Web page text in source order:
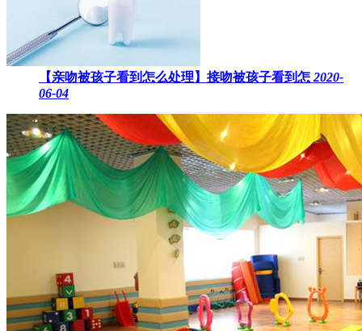
【亲吻被孩子看到怎么处理】接吻被孩子看到怎 2020-
06-04